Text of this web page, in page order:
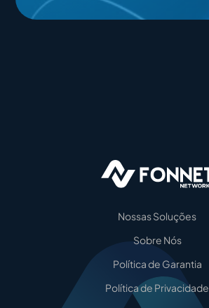
Nossas Soluções
Sobre Nós
Política de Garantia
Política de Privacidade